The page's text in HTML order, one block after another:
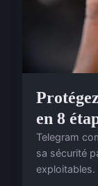
en 8
Telegram
sa sécurité
exploitables.